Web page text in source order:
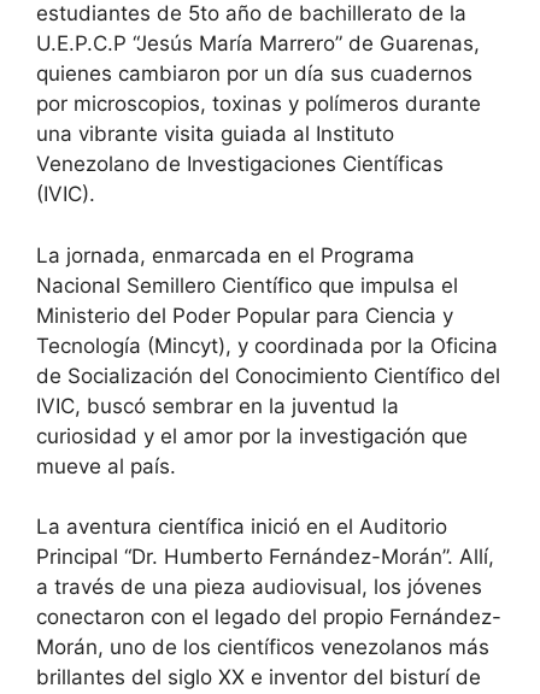
estudiantes de 5to año de bachillerato de la
U.E.P.C.P “Jesús María Marrero” de Guarenas,
quienes cambiaron por un día sus cuadernos
por microscopios, toxinas y polímeros durante
una vibrante visita guiada al Instituto
Venezolano de Investigaciones Científicas
(IVIC).
​La jornada, enmarcada en el Programa
Nacional Semillero Científico que impulsa el
Ministerio del Poder Popular para Ciencia y
Tecnología (Mincyt), y coordinada por la Oficina
de Socialización del Conocimiento Científico del
IVIC, buscó sembrar en la juventud la
curiosidad y el amor por la investigación que
mueve al país.
​La aventura científica inició en el Auditorio
Principal “Dr. Humberto Fernández-Morán”. Allí,
a través de una pieza audiovisual, los jóvenes
conectaron con el legado del propio Fernández-
Morán, uno de los científicos venezolanos más
brillantes del siglo XX e inventor del bisturí de